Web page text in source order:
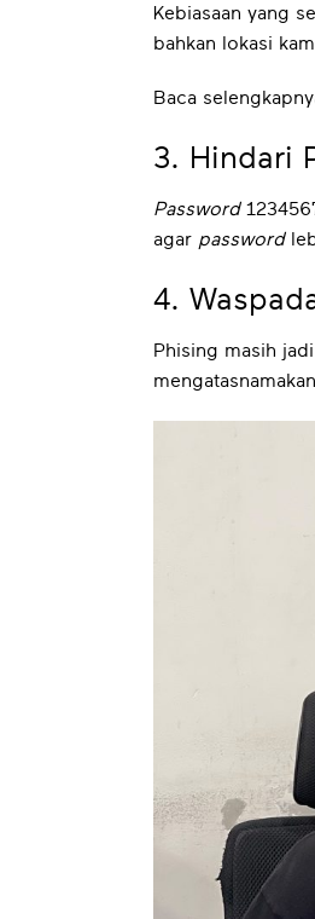
Kebiasaan yang
bahkan lokasi
Baca
3. Hindari
Password
agar password
4.
Phising masih